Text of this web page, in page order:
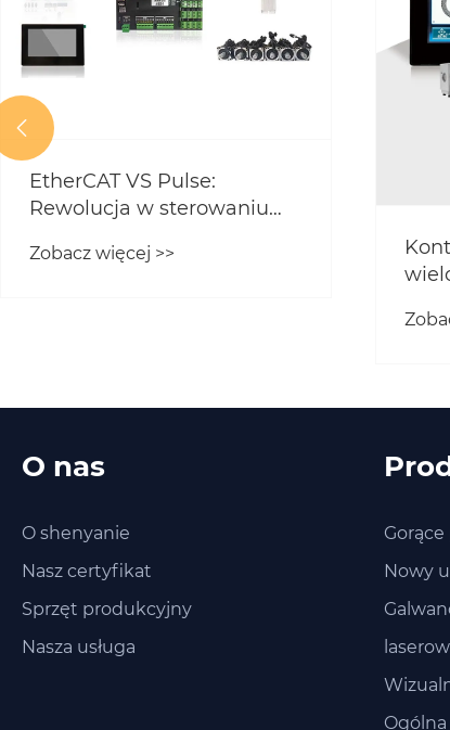
EtherCAT VS Pulse:
Rewolucja w sterowaniu
laserowego
Zobacz więcej >>

O nas
O shenyanie
Nasz certyfikat
Sprzęt produkcyjny
Nasza usługa
Nowy